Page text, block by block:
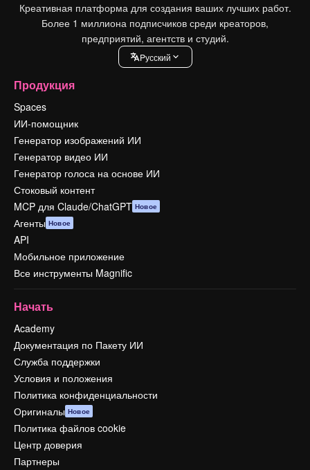
Креативная платформа для создания ваших лучших работ.
Более 1 миллиона подписчиков среди креаторов,
предприятий, агентств и студий.
Pусский
Продукция
Spaces
ИИ-помощник
Генератор изображений ИИ
Генератор видео ИИ
Генератор голоса на основе ИИ
Стоковый контент
MCP для Claude/ChatGPT Новое
Агенты Новое
API
Мобильное приложение
Все инструменты Magnific
Начать
Academy
Документация по Пакету ИИ
Служба поддержки
Условия и положения
Политика конфиденциальности
Оригиналы Новое
Политика файлов cookie
Центр доверия
Партнеры